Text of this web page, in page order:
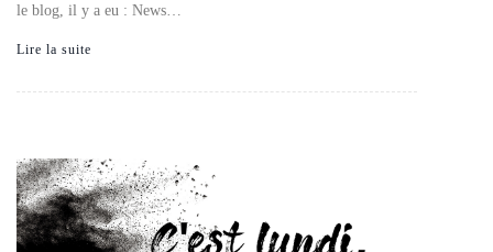
le blog, il y a eu : News…
Lire la suite